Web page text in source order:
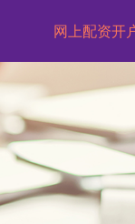
网上配资开